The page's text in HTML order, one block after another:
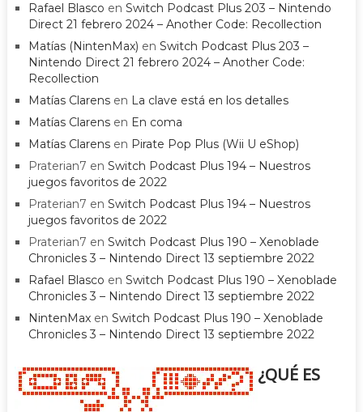
Rafael Blasco en Switch Podcast Plus 203 – Nintendo
Direct 21 febrero 2024 – Another Code: Recollection
Matías (NintenMax) en Switch Podcast Plus 203 –
Nintendo Direct 21 febrero 2024 – Another Code:
Recollection
Matías Clarensen La clave está en los detalles
Matías Clarensen En coma
Matías Clarensen Pirate Pop Plus (Wii U eShop)
Praterian7 en Switch Podcast Plus 194 – Nuestros
juegos favoritos de 2022
Praterian7 en Switch Podcast Plus 194 – Nuestros
juegos favoritos de 2022
Praterian7 en Switch Podcast Plus 190 – Xenoblade
Chronicles 3 – Nintendo Direct 13 septiembre 2022
Rafael Blasco en Switch Podcast Plus 190 – Xenoblade
Chronicles 3 – Nintendo Direct 13 septiembre 2022
NintenMaxen Switch Podcast Plus 190 – Xenoblade
Chronicles 3 – Nintendo Direct 13 septiembre 2022
¿QUÉ ES